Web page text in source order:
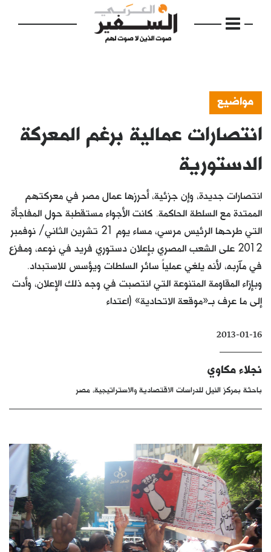
الرئيسية
مواضيع
فكرة
دفاتر
بالصورة
كتّابنا
الأرشيف
مواضيع
انتصارات عمالية برغم المعركة
الدستورية
انتصارات جديدة، وإن جزئية، أحرزها عمال مصر في معركتهم
الممتدة مع السلطة الحاكمة. كانت الأجواء مستقطبة حول المفاجأة
التي طرحها الرئيس مرسي، مساء يوم 21 تشرين الثاني/ نوفمبر
2012 على الشعب المصري بإعلان دستوري فريد في نوعه، ومفزع
في مآربه، لأنه يلغي عملياً سائر السلطات ويؤسس للاستبداد.
وبإزاء المقاومة المتنوعة التي انتصبت في وجه ذلك الإعلان، وأدت
إلى ما عرف بـ«موقعة الاتحادية» (اعتداء
2013-01-16
نجلاء مكاوي
باحثة بمركز النيل للدراسات الاقتصادية والاستراتيجية، مصر